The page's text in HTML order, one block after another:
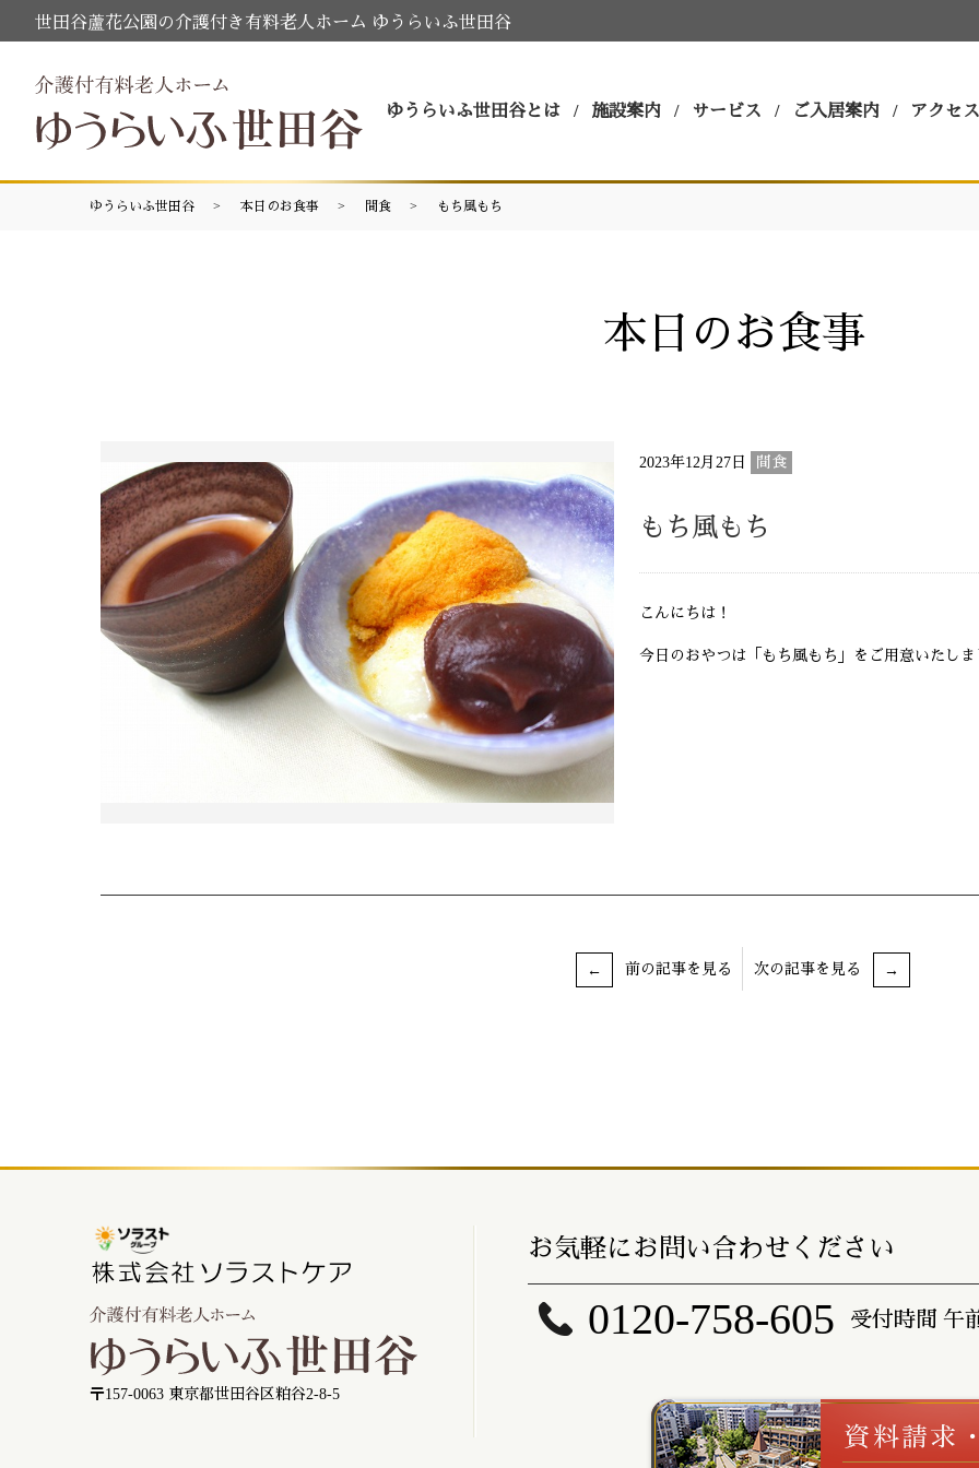
世田谷蘆花公園の介護付き有料老人ホーム ゆうらいふ世田谷
ゆうらいふ世田谷とは 施設案内 サービス ご入居案内 アクセス
ゆうらいふ世田谷 本日のお食事 間食 もち風もち
本日のお食事
2023年12月27日 間食
もち風もち
こんにちは！
今日のおやつは「もち風もち」をご用意いたし
前の記事を見る 次の記事を見る
〒157-0063 東京都世田谷区粕谷2-8-5
お気軽にお問い合わせください
0120-758-605 受付時間 午